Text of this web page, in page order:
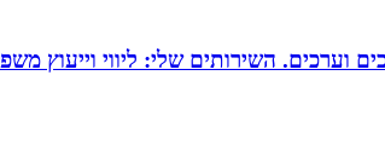
וערכים. השירותים שלי: ליווי וייעוץ